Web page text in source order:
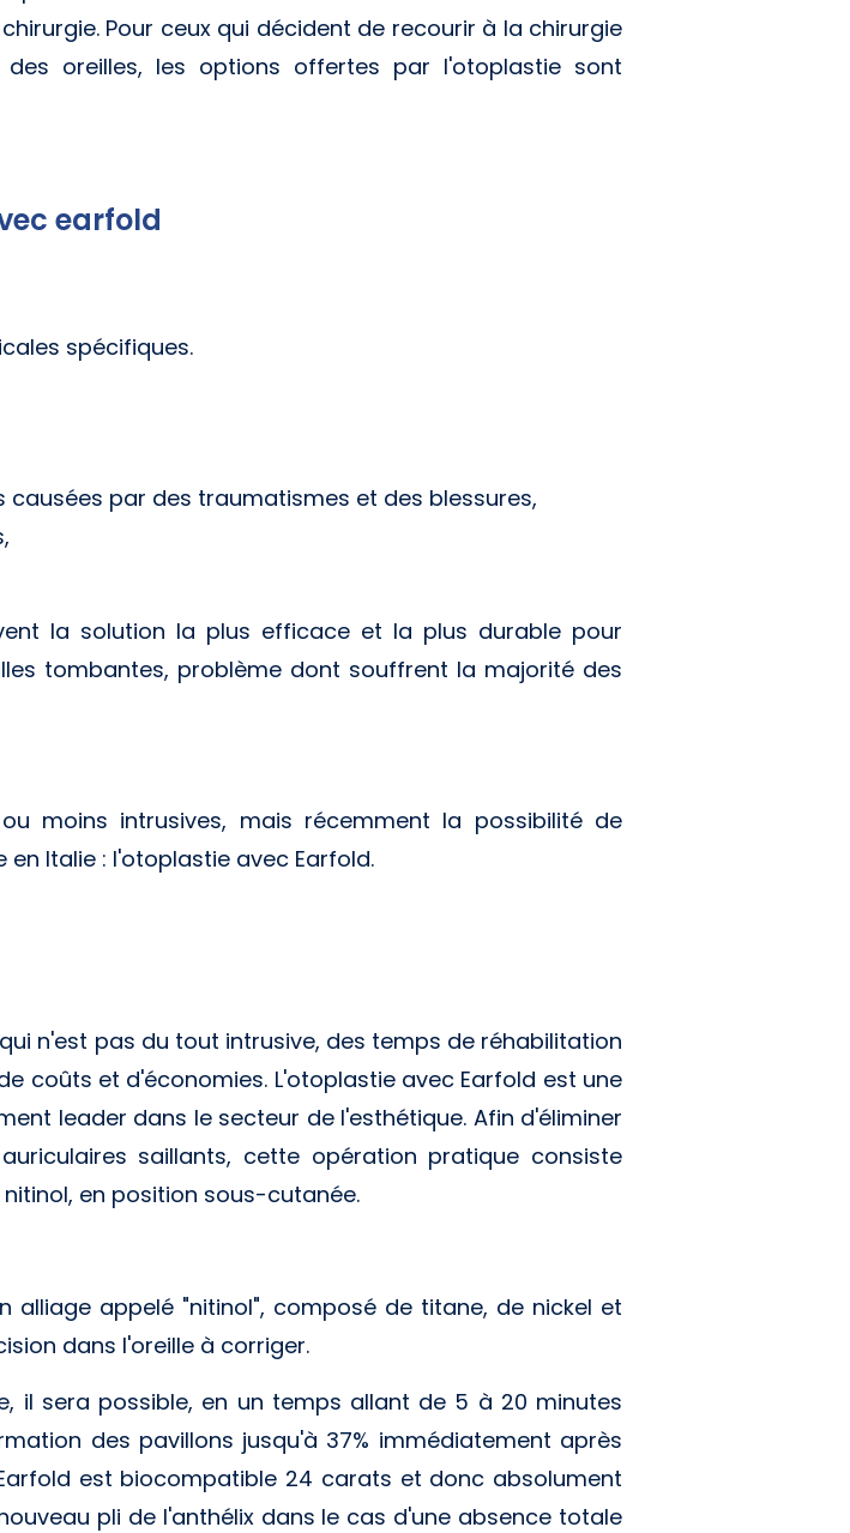
Pour ceux qui décident de recourir à la chirurgie
oreilles, les options offertes par l'otoplastie sont
earfold
spécifiques.
par des traumatismes et des blessures,
la solution la plus efficace et la plus durable pour
tombantes, problème dont souffrent la majorité des
moins intrusives, mais récemment la possibilité de
Italie : l'otoplastie avec Earfold.
n'est pas du tout intrusive, des temps de réhabilitation
coûts et d'économies. L'otoplastie avec Earfold est une
leader dans le secteur de l'esthétique. Afin d'éliminer
saillants, cette opération pratique consiste
en position sous-cutanée.
alliage appelé "nitinol", composé de titane, de nickel et
dans l'oreille à corriger.
il sera possible, en un temps allant de 5 à 20 minutes
des pavillons jusqu'à 37% immédiatement après
est biocompatible 24 carats et donc absolument
pli de l'anthélix dans le cas d'une absence totale